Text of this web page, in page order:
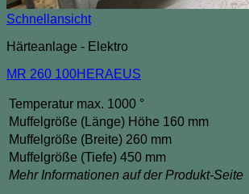
Schnellansicht
Härteanlage - Elektro
MR 260 100HERAEUS
Temperatur max. 1000 °
Muffelgröße (Länge) Höhe 160 mm
Muffelgröße (Breite) 260 mm
Muffelgröße (Tiefe) 450 mm
Mehr Informationen auf der Produkt-Seite